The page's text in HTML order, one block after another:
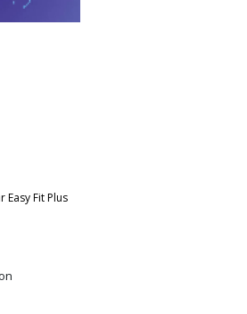
Easy Fit Plus